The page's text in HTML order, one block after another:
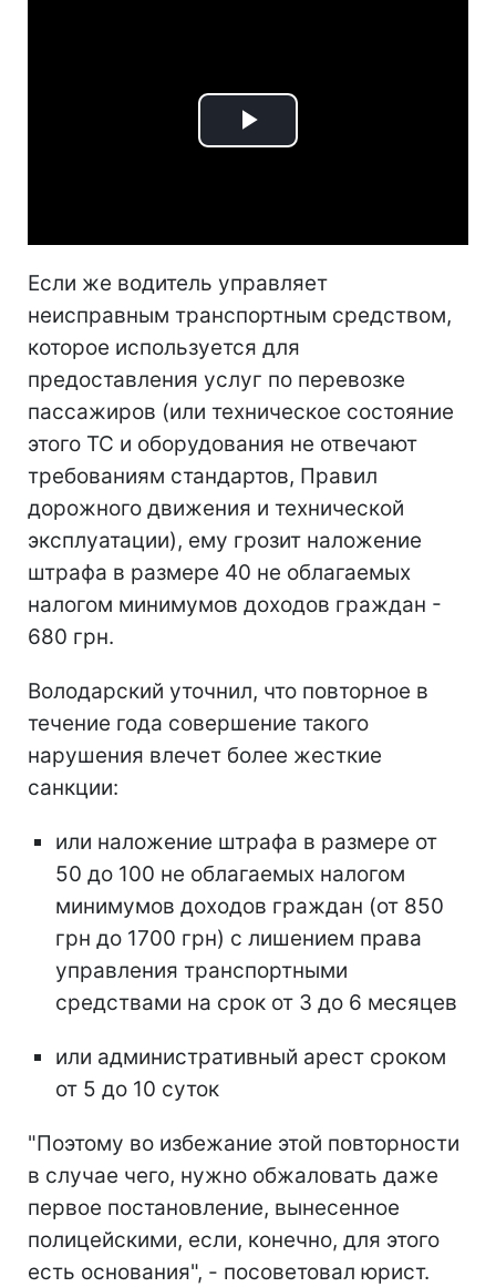
Play
Если же водитель управляет
неисправным транспортным средством,
которое используется для
предоставления услуг по перевозке
пассажиров (или техническое состояние
этого ТС и оборудования не отвечают
требованиям стандартов, Правил
дорожного движения и технической
эксплуатации), ему грозит наложение
штрафа в размере 40 не облагаемых
налогом минимумов доходов граждан -
680 грн.
Володарский уточнил, что повторное в
течение года совершение такого
нарушения влечет более жесткие
санкции:
или наложение штрафа в размере от
50 до 100 не облагаемых налогом
минимумов доходов граждан (от 850
грн до 1700 грн) с лишением права
управления транспортными
средствами на срок от 3 до 6 месяцев
или административный арест сроком
от 5 до 10 суток
"Поэтому во избежание этой повторности
в случае чего, нужно обжаловать даже
первое постановление, вынесенное
полицейскими, если, конечно, для этого
есть основания", - посоветовал юрист.